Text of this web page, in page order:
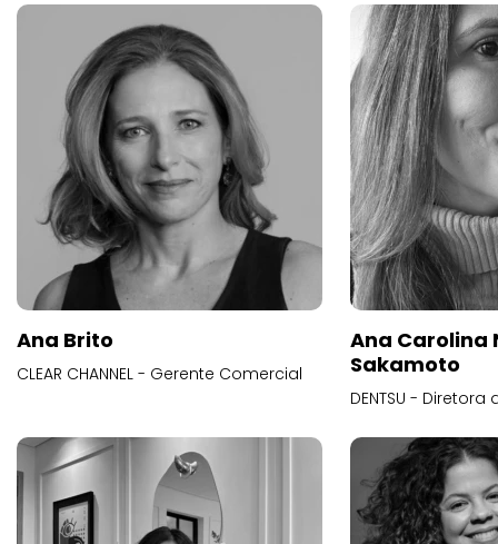
Ana Brito
CLEAR CHANNEL - Gerente Comercial
Ana Carolina
Sakamoto
DENTSU -